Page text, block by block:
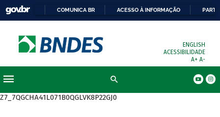
COMUNICA BR ACESSO À INFORMAÇÃO
ENGLISH
ACESSIBILIDADE
A+ A-
Z7_7QGCHA41L071B0QGLVK8P22GJ0